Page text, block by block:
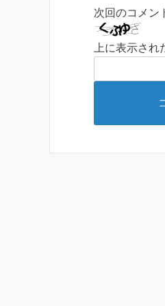
次回のコメン
上に表示され